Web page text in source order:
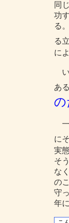
同
功
る
る
に
い
あ
の
一
に
実
そ
な
の
守
年